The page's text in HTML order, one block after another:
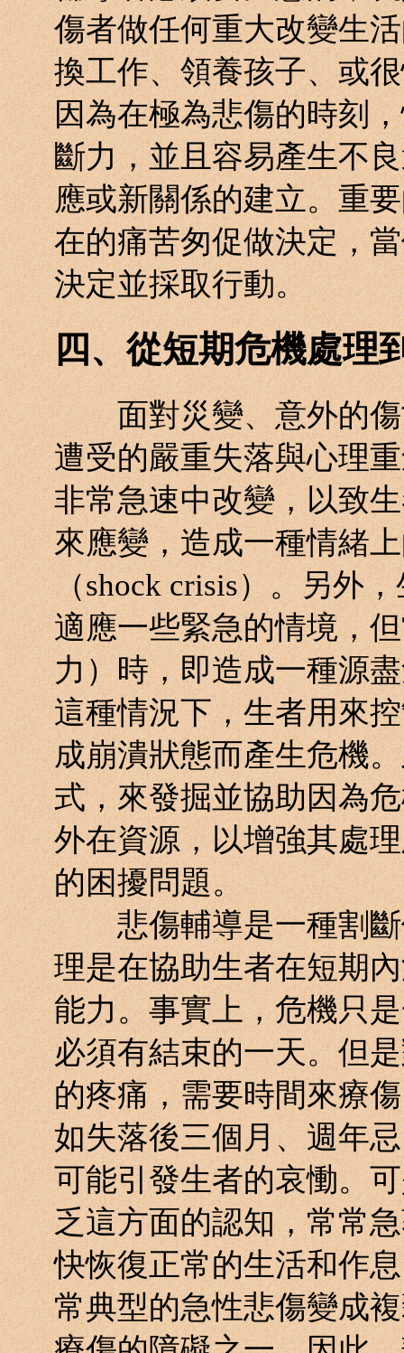
傷者做任何重大改變生
換工作、領養孩子、或
因為在極為悲傷的時刻
斷力，並且容易產生不
應或新關係的建立。重
在的痛苦匆促做決定，
決定並採取行動。
四、從短期危機處理
面對災變、意外的傷
遭受的嚴重失落與心理
非常急速中改變，以致
來應變，造成一種情緒
（shock crisis）。另外
適應一些緊急的情境，
力）時，即造成一種源
這種情況下，生者用來
成崩潰狀態而產生危機
式，來發掘並協助因為
外在資源，以增強其處
的困擾問題。
悲傷輔導是一種割斷
理是在協助生者在短期
能力。事實上，危機只
必須有結束的一天。但
的疼痛，需要時間來療
如失落後三個月、週年
可能引發生者的哀慟。
乏這方面的認知，常常
快恢復正常的生活和作
常典型的急性悲傷變成